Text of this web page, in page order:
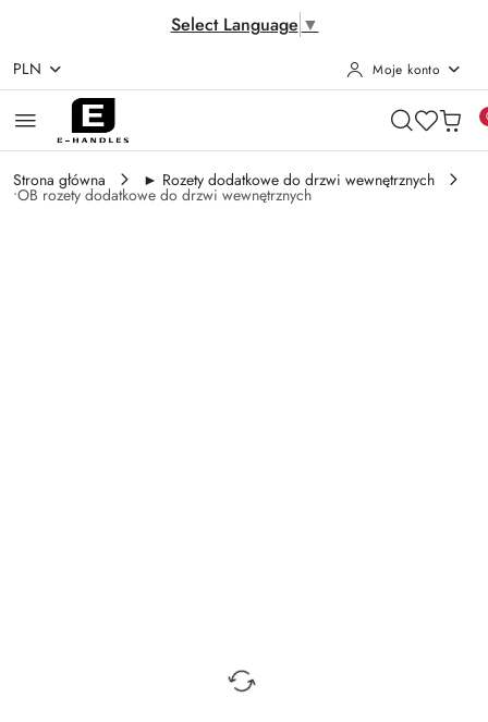
Select Language ▼
Przejdź do treści głównej
Przejdź do wyszukiwarki
Przejdź do moje konto
Przejdź do menu głównego
Przejdź do opisu produktu
Przejdź do stopki
PLN Moje konto
Strona główna ► Rozety dodatkowe do drzwi wewnętrznych
•OB rozety dodatkowe do drzwi wewnętrznych